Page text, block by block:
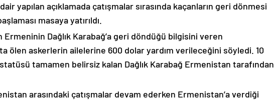
yapılan açıklamada çatışmalar sırasında kaçanların geri dönmesi
masaya yatırıldı.
Dağlık Karabağ’a geri döndüğü bilgisini veren
ölen askerlerin ailelerine 600 dolar yardım verileceğini söyledi. 10
statüsü tamamen belirsiz kalan Dağlık Karabağ Ermenistan tarafından
arasındaki çatışmalar devam ederken Ermenistan’a verdiği